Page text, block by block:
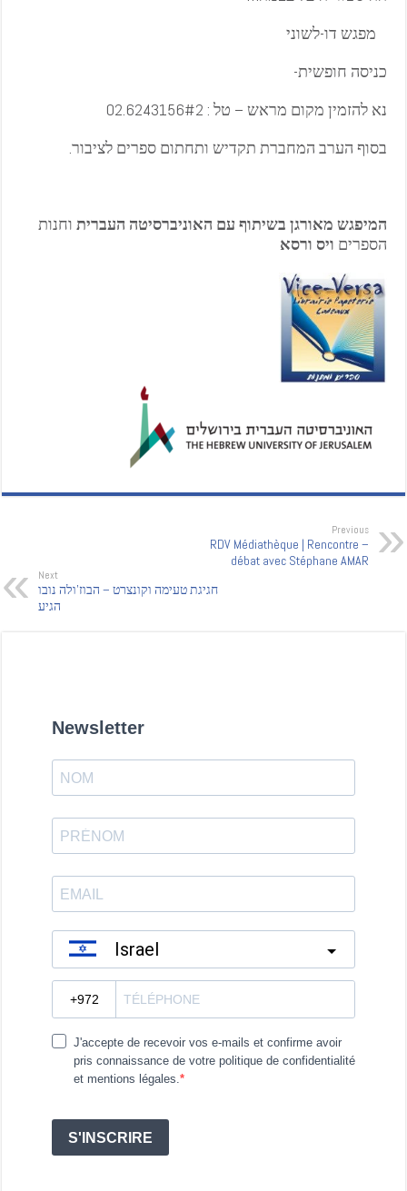
מפגש דו-לשוני
כניסה חופשית-
נא להזמין מקום מראש – טל : 02.6243156#2
בסוף הערב המחברת תקדיש ותחתום ספרים לציבור.
המיפגש מאורגן בשיתוף עם האוניברסיטה העברית וחנות
הספרים ויס ורסא
Previous
RDV Médiathèque | Rencontre –
débat avec Stéphane AMAR
Next
חגיגת טעימה וקונצרט – הבוז'ולה נובו
הגיע